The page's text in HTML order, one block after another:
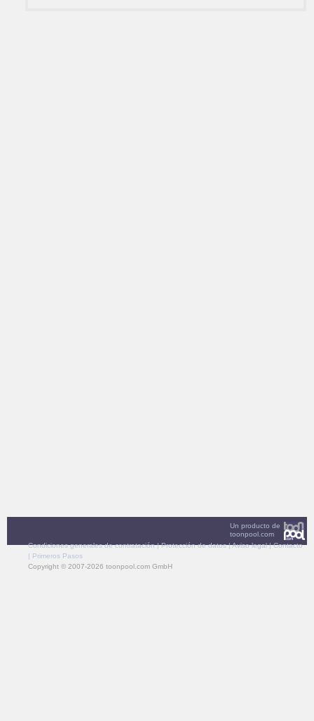
Un producto de
toonpool.com
Condiciones generales de contratación|Protección de datos|Aviso legal|Contacto
| Primeros Pasos
Copyright © 2007-2026 toonpool.com GmbH